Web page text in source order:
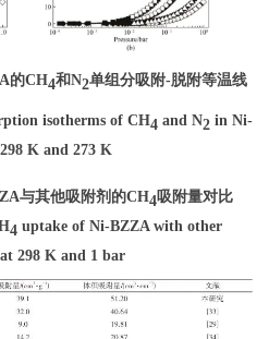
的CH4和N2单组分吸附-脱附等温线
isotherms of CH4 and N2 in Ni-
K and 273 K
与其他吸附剂的CH4吸附量对比
4 uptake of Ni-BZZA with other
298 K and 1 bar